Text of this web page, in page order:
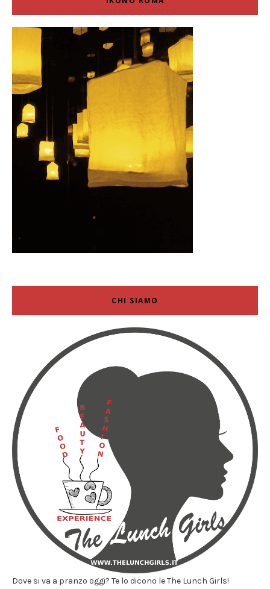
CHI SIAMO
Dove si va a pranzo oggi? Te lo dicono le The Lunch Girls!